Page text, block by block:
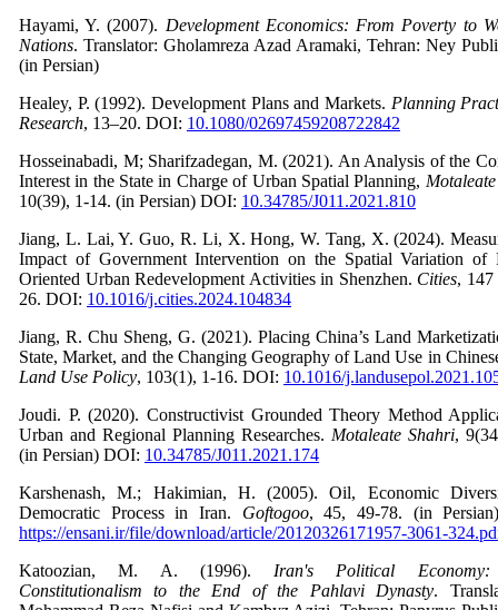
Hayami, Y. (2007). Development Economics: From Poverty to
Nations. Translator: Gholamreza Azad Aramaki, Tehran: Ney
(in Persian)
Healey, P. (1992). Development Plans and Markets. Planning
Research, 13–20. DOI: 10.1080/02697459208722842
Hosseinabadi, M; Sharifzadegan, M. (2021). An Analysis of the
Interest in the State in Charge of Urban Spatial Planning,
10(39), 1-14. (in Persian) DOI: 10.34785/J011.2021.810
Jiang, L. Lai, Y. Guo, R. Li, X. Hong, W. Tang, X. (2024).
Impact of Government Intervention on the Spatial Variation of
Oriented Urban Redevelopment Activities in Shenzhen. Cities, 147
26. DOI: 10.1016/j.cities.2024.104834
Jiang, R. Chu Sheng, G. (2021). Placing China’s Land
State, Market, and the Changing Geography of Land Use in
Land Use Policy, 103(1), 1-16. DOI: 10.1016/
Joudi. P. (2020). Constructivist Grounded Theory Method
Urban and Regional Planning Researches. Motaleate Shahri,
(in Persian) DOI: 10.34785/J011.2021.174
Karshenash, M.; Hakimian, H. (2005). Oil, Economic
Democratic Process in Iran. Goftogoo, 45, 49-78. (in
https://ensani.ir/file/download/article/20120326171957-3061-
Katoozian, M. A. (1996). Iran's Political
Constitutionalism to the End of the Pahlavi Dynasty.